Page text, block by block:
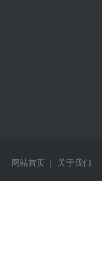
网站首页 关于我们